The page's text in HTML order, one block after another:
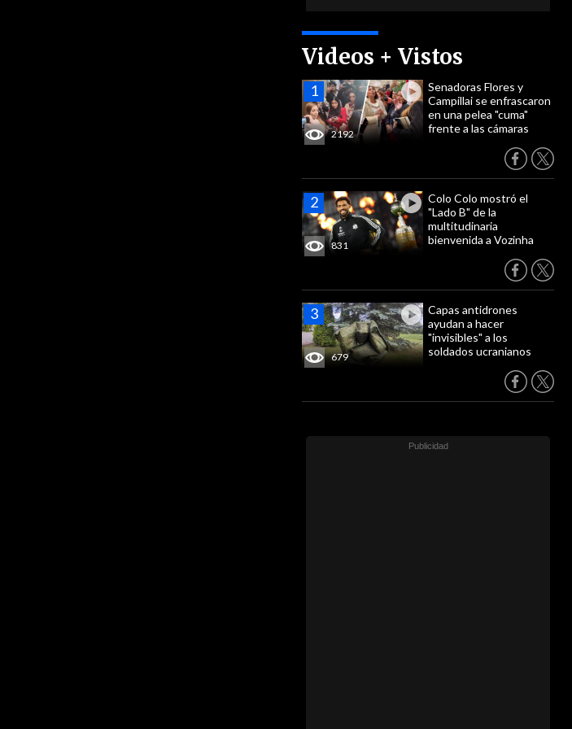
Videos + Vistos
2192
Senadoras Flores y
Campillai se enfrascaron
en una pelea "cuma"
frente a las cámaras
831
Colo Colo mostró el
"Lado B" de la
multitudinaria
bienvenida a Vozinha
679
Capas antidrones
ayudan a hacer
"invisibles" a los
soldados ucranianos